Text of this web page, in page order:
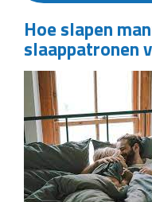
Hoe slapen
slaappatronen